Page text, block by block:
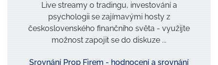
Live streamy o tradingu, investování a
psychologii se zajímavými hosty z
československého finančního světa - využijte
možnost zapojit se do diskuze ...
Srovnání Prop Firem - hodnocení a srovnání